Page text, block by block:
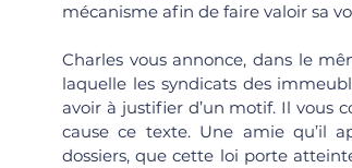
mécanisme afin de faire valoir sa
Charles vous annonce, dans le
laquelle les syndicats des
avoir à justifier d’un motif. Il vous
cause ce texte. Une amie qu’il
dossiers, que cette loi porte